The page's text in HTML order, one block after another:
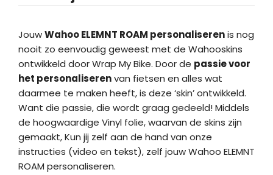
JouwWahoo ELEMNT ROAM personaliserenis nog
nooit zo eenvoudig geweest met de Wahooskins
ontwikkeld door Wrap My Bike. Door de passie voor
het personaliserenvan fietsen en alles wat
daarmee te maken heeft, is deze ‘skin’ ontwikkeld.
Want die passie, die wordt graag gedeeld! Middels
de hoogwaardige Vinyl folie, waarvan de skins zijn
gemaakt, Kun jij zelf aan de hand van onze
instructies (video en tekst), zelf jouw Wahoo ELEMNT
ROAM personaliseren.